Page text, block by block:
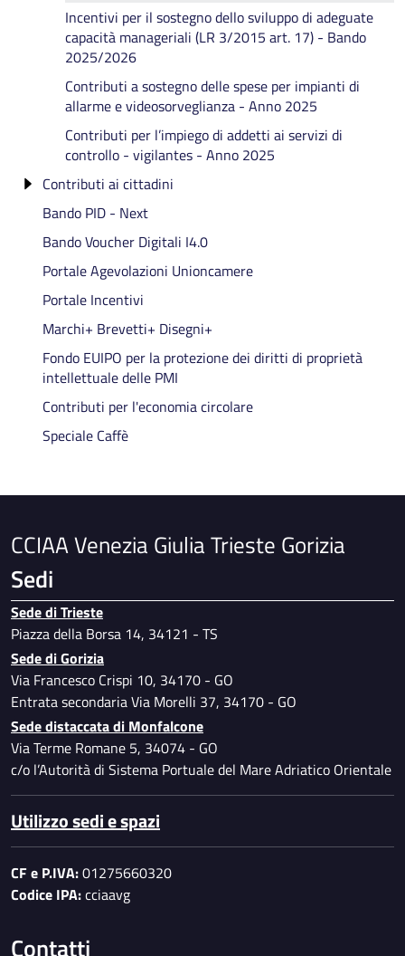
Incentivi per il sostegno dello sviluppo di adeguate
capacità manageriali (LR 3/2015 art. 17) - Bando
2025/2026
Contributi a sostegno delle spese per impianti di
allarme e videosorveglianza - Anno 2025
Contributi per l’impiego di addetti ai servizi di
controllo - vigilantes - Anno 2025
Contributi ai cittadini
Contributi per l'acquisto e l'installazione di
generatori e pompe di calore
Agevolazioni Regionali Carburanti
Bando PID - Next
Bando Voucher Digitali I4.0
Portale Agevolazioni Unioncamere
Portale Incentivi
Marchi+ Brevetti+ Disegni+
Fondo EUIPO per la protezione dei diritti di proprietà
intellettuale delle PMI
Contributi per l'economia circolare
Speciale Caffè
CCIAA Venezia Giulia Trieste Gorizia
Sedi
Sede di Trieste
Piazza della Borsa 14, 34121 - TS
Sede di Gorizia
Via Francesco Crispi 10, 34170 - GO
Entrata secondaria Via Morelli 37, 34170 - GO
Sede distaccata di Monfalcone
Via Terme Romane 5, 34074 - GO
c/o l’Autorità di Sistema Portuale del Mare Adriatico Orientale
Utilizzo sedi e spazi
CF e P.IVA:01275660320
Codice IPA:cciaavg
Contatti